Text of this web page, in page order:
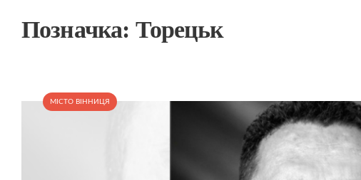
Позначка: Торецьк
МІСТО ВІННИЦЯ